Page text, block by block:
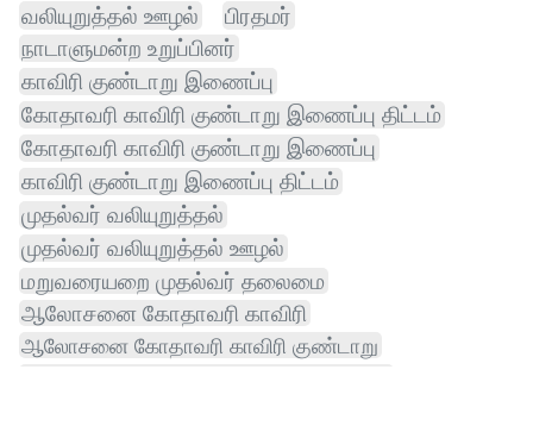
வலியுறுத்தல் ஊழல் பிரதமர்
நாடாளுமன்ற உறுப்பினர்
காவிரி குண்டாறு இணைப்பு
கோதாவரி காவிரி குண்டாறு இணைப்பு திட்டம்
கோதாவரி காவிரி குண்டாறு இணைப்பு
காவிரி குண்டாறு இணைப்பு திட்டம்
முதல்வர் வலியுறுத்தல்
முதல்வர் வலியுறுத்தல் ஊழல்
மறுவரையறை முதல்வர் தலைமை
ஆலோசனை கோதாவரி காவிரி
ஆலோசனை கோதாவரி காவிரி குண்டாறு